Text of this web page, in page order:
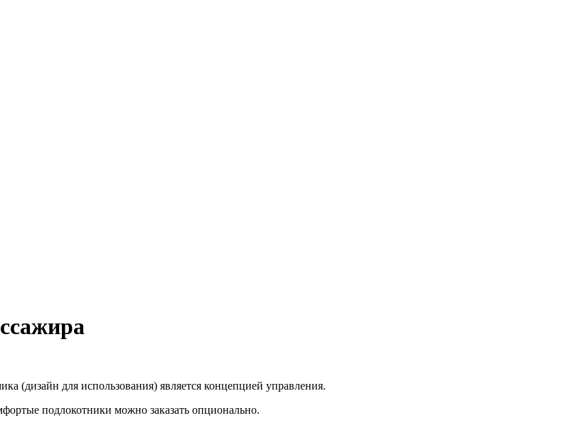
(дизайн для использования) является концепцией управления.
подлокотники можно заказать опционально.